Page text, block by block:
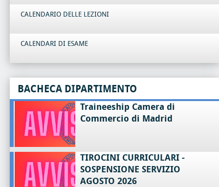
CALENDARIO DELLE LEZIONI
CALENDARI DI ESAME
BACHECA DIPARTIMENTO
Traineeship Camera di
Commercio di Madrid
TIROCINI CURRICULARI -
SOSPENSIONE SERVIZIO
AGOSTO 2026